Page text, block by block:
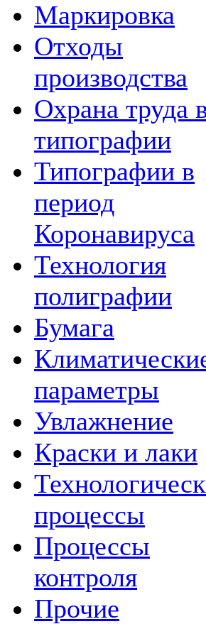
Маркировка
Отходы
производства
Охрана труда
типографии
Типографии в
период
Коронавируса
Технология
полиграфии
Бумага
параметры
Увлажнение
Краски и лаки
процессы
Процессы
контроля
Прочие